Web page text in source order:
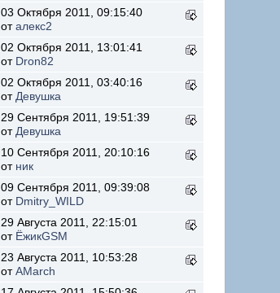
03 Октября 2011, 09:15:40
оталекс2
02 Октября 2011, 13:01:41
от Dron82
02 Октября 2011, 03:40:16
отДевушка
29 Сентября 2011, 19:51:39
отДевушка
10 Сентября 2011, 20:10:16
от ник
09 Сентября 2011, 09:39:08
от Dmitry_WILD
29 Августа 2011, 22:15:01
от ЁжикGSM
23 Августа 2011, 10:53:28
отAMarch